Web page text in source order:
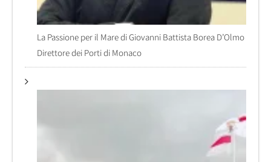
La Passione per il Mare di Giovanni Battista Borea D’Olmo
Direttore dei Porti di Monaco